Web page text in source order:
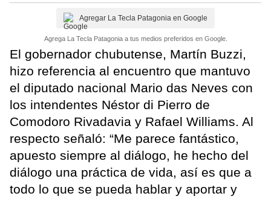
Agregar La Tecla Patagonia en Google
Agrega La Tecla Patagonia a tus medios preferidos en Google.
El gobernador chubutense, Martín Buzzi,
hizo referencia al encuentro que mantuvo
el diputado nacional Mario das Neves con
los intendentes Néstor di Pierro de
Comodoro Rivadavia y Rafael Williams. Al
respecto señaló: “Me parece fantástico,
apuesto siempre al diálogo, he hecho del
diálogo una práctica de vida, así es que a
todo lo que se pueda hablar y aportar y